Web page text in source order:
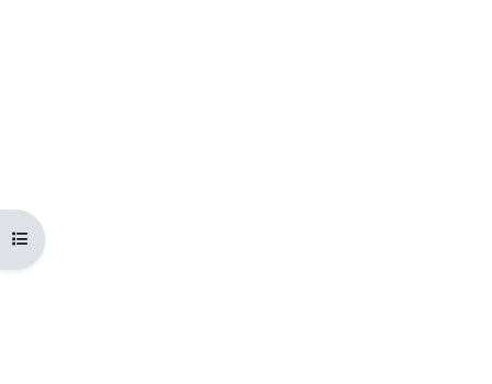
Ouvrir l’index du cours